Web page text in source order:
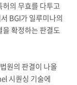
의 무효를 다투고
BGI가 일루미나의
확정하는 판결도
원의 판결이 나올
시퀀싱 기술에